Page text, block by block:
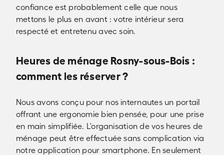
confiance est probablement celle que nous
mettons le plus en avant : votre intérieur sera
respecté et entretenu avec soin.
Heures de ménage Rosny-sous-Bois :
comment les réserver ?
Nous avons conçu pour nos internautes un portail
offrant une ergonomie bien pensée, pour une prise
en main simplifiée. L'organisation de vos heures de
ménage peut être effectuée sans complication via
notre application pour smartphone. En seulement